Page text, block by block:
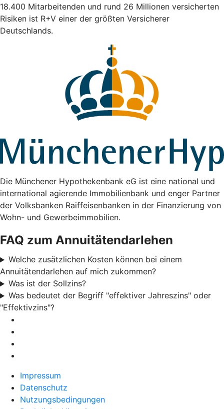
18.400 Mitarbeitenden und rund 26 Millionen versicherten
Risiken ist R+V einer der größten Versicherer
Deutschlands.
Die Münchener Hypothekenbank eG ist eine national und
international agierende Immobilienbank und enger Partner
der Volksbanken Raiffeisenbanken in der Finanzierung von
Wohn- und Gewerbeimmobilien.
FAQ zum Annuitätendarlehen
Welche zusätzlichen Kosten können bei einem
Annuitätendarlehen auf mich zukommen?
Was ist der Sollzins?
Was bedeutet der Begriff "effektiver Jahreszins" oder
"Effektivzins"?
Impressum
Datenschutz
Nutzungsbedingungen